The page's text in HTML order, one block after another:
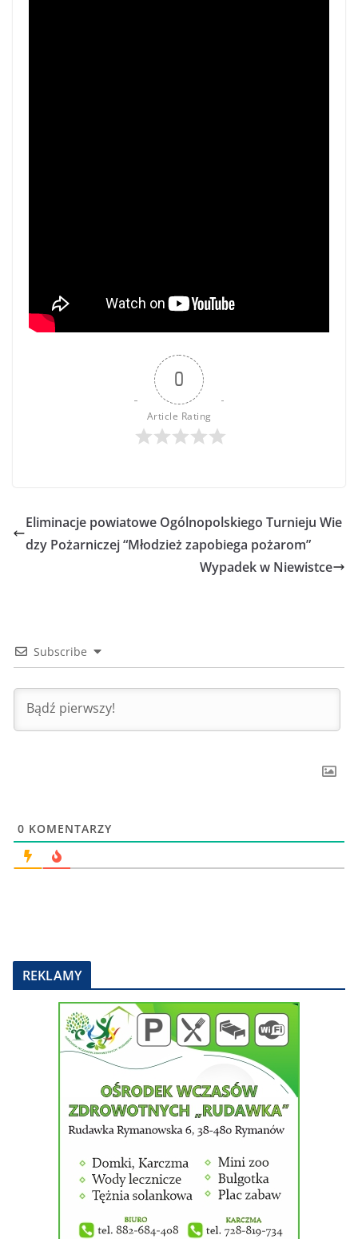
0
Article Rating
Eliminacje powiatowe Ogólnopolskiego Turnieju Wie
dzy Pożarniczej “Młodzież zapobiega pożarom”
Wypadek w Niewistce
Subscribe
0 KOMENTARZY
REKLAMY